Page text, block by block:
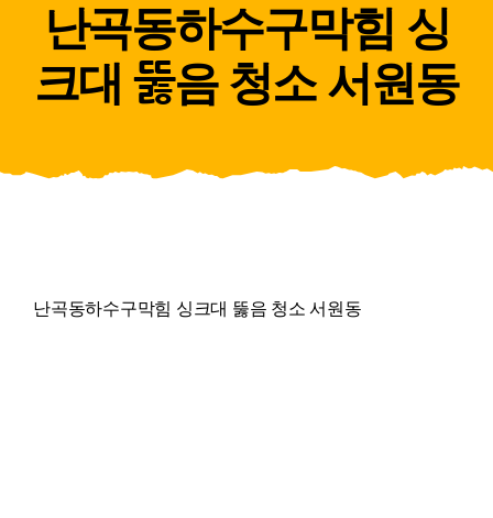
자주하는 질문
상담문의
지점안내
난곡동하수구막힘 싱
크대 뚫음 청소 서원동
난곡동하수구막힘 싱크대 뚫음 청소 서원동